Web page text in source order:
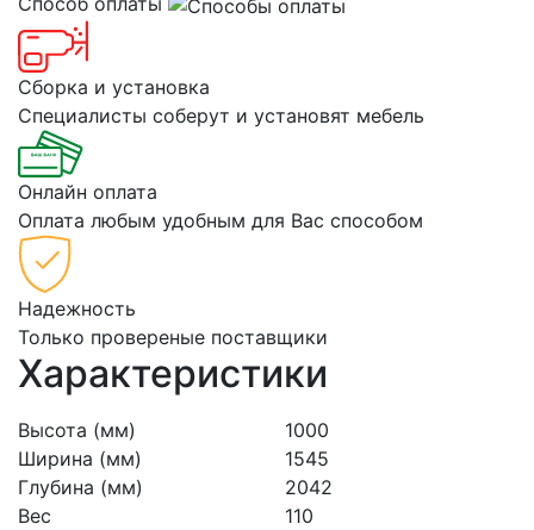
Сборка и установка
Специалисты соберут и установят мебель
Онлайн оплата
Оплата любым удобным для Вас способом
Надежность
Только провереные поставщики
Характеристики
Высота (мм)
1000
Ширина (мм)
1545
Глубина (мм)
2042
Вес
110